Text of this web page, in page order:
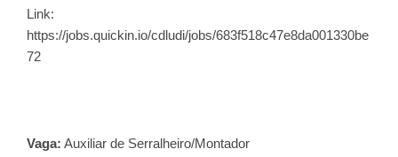
Link:
https://jobs.quickin.io/cdludi/jobs/683f518c47e8da001330be
72
Vaga: Auxiliar de Serralheiro/Montador